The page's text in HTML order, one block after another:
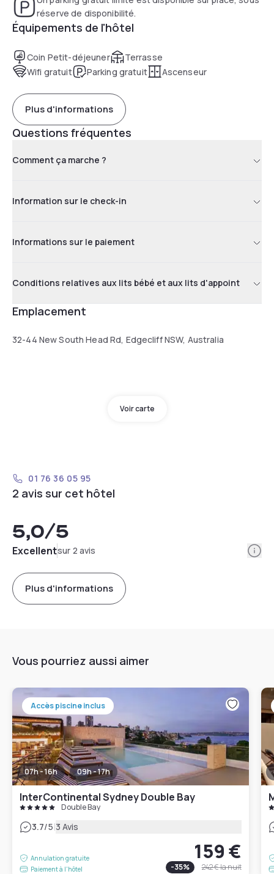
réserve de disponibilité.
Équipements de l'hôtel
Coin Petit-déjeuner
Terrasse
Wifi gratuit
Parking gratuit Ascenseur
Plus d'informations
Questions fréquentes
Comment ça marche ?
Information sur le check-in
Informations sur le paiement
Conditions relatives aux lits bébé et aux lits d'appoint
Emplacement
32-44 New South Head Rd, Edgecliff NSW, Australia
Voir carte
01 76 36 05 95
2 avis sur cet hôtel
5,0/5
Excellentsur 2 avis
Plus d'informations
Vous pourriez aussi aimer
Accès piscine inclus
07h - 16h 09h - 17h
InterContinental Sydney Double Bay
Double Bay
3.7/5|3 Avis
Annulation gratuite
Paiement à l'hôtel
159 €
-35% 242 €la nuit